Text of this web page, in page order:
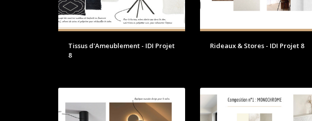
Tissus d'Ameublement - IDI Projet
8
Rideaux & Stores - IDI Projet 8